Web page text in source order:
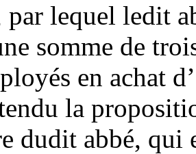
par lequel ledit
somme de
en achat
la
dudit abbé, qui